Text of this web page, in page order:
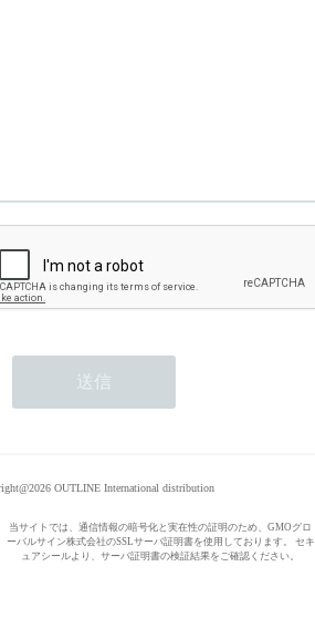
OUTLINE International distribution
当サイトでは、通信情報の暗号化と実在性の証明のため、GMOグロ
ーバルサイン株式会社のSSLサーバ証明書を使用しております。 セキ
ュアシールより、サーバ証明書の検証結果をご確認ください。